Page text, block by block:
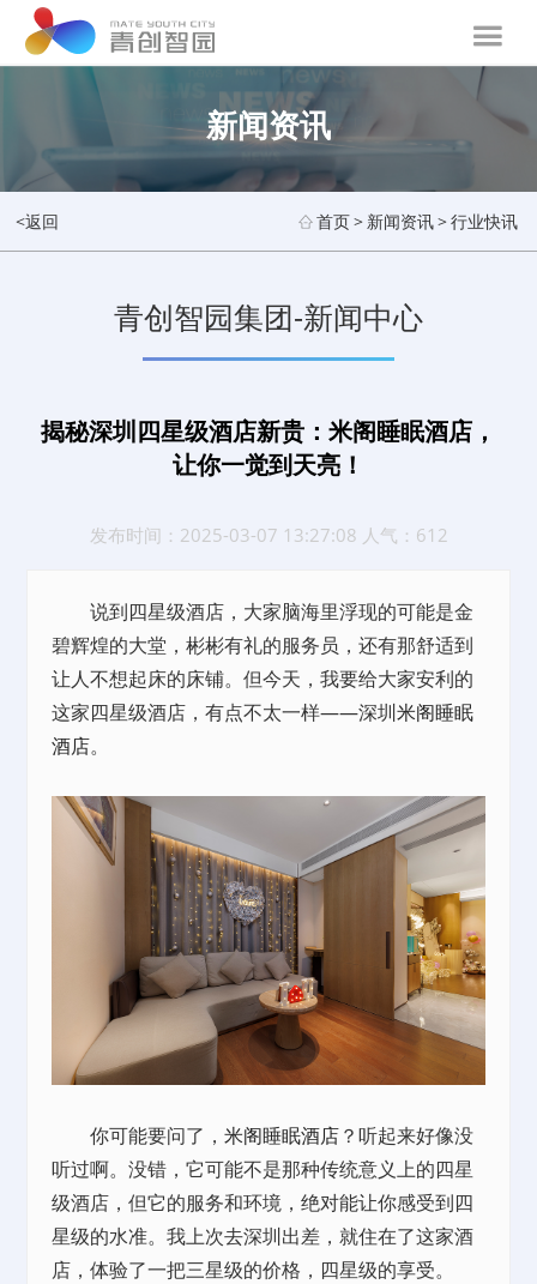
新闻资讯
<返回 首页> 新闻资讯>行业快讯
青创智园集团-新闻中心
揭秘深圳四星级酒店新贵：米阁睡眠酒店，
让你一觉到天亮！
发布时间：2025-03-07 13:27:08 人气：612
说到四星级酒店，大家脑海里浮现的可能是金
碧辉煌的大堂，彬彬有礼的服务员，还有那舒适到
让人不想起床的床铺。但今天，我要给大家安利的
这家四星级酒店，有点不太一样——深圳米阁睡眠
酒店。
你可能要问了，米阁睡眠酒店？听起来好像没
听过啊。没错，它可能不是那种传统意义上的四星
级酒店，但它的服务和环境，绝对能让你感受到四
星级的水准。我上次去深圳出差，就住在了这家酒
店，体验了一把三星级的价格，四星级的享受。